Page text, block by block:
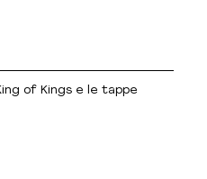
of Kings e le tappe